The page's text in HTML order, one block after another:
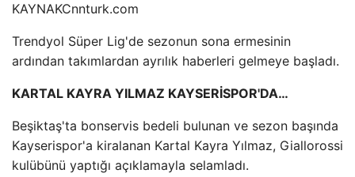
KAYNAKCnnturk.com
Trendyol Süper Lig'de sezonun sona ermesinin
ardından takımlardan ayrılık haberleri gelmeye başladı.
KARTAL KAYRA YILMAZ KAYSERİSPOR'DA…
Beşiktaş'ta bonservis bedeli bulunan ve sezon başında
Kayserispor'a kiralanan Kartal Kayra Yılmaz, Giallorossi
kulübünü yaptığı açıklamayla selamladı.